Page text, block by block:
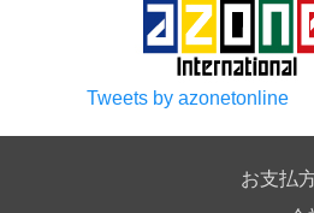
Tweets by azonetonline
お支払